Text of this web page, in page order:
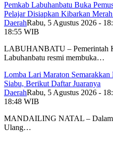
Pemkab Labuhanbatu Buka
Pelajar Disiapkan Kibarkan
DaerahRabu, 5 Agustus 2026 -
18:55 WIB
LABUHANBATU – Pemerintah
Labuhanbatu resmi membuka…
Lomba Lari Maraton
Siabu, Berikut Daftar Juaranya
DaerahRabu, 5 Agustus 2026 -
18:48 WIB
MANDAILING NATAL – Dalam
Ulang…